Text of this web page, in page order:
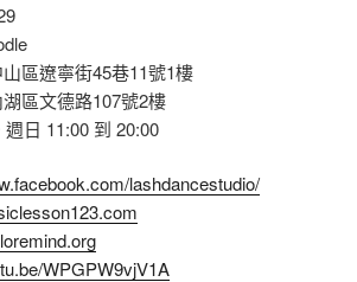
區遼寧街45巷11號1樓
區文德路107號2樓
日 11:00 到 20:00
lashdancestudio/
WPGPW9vjV1A